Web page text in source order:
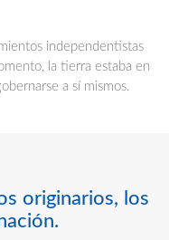
independentistas
la tierra estaba en
a sí mismos.
originarios, los